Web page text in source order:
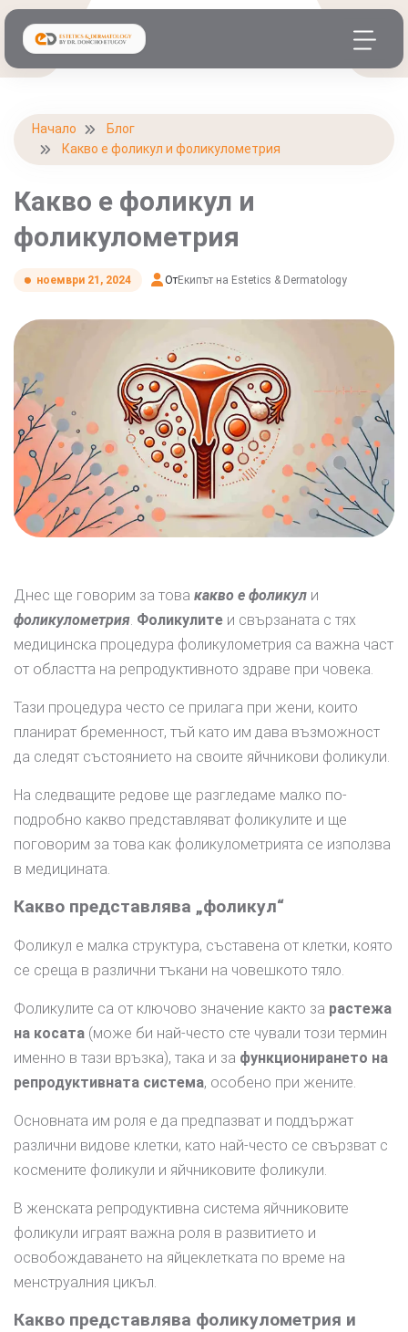
Начало
Блог
Какво е фоликул и фоликулометрия
Какво е фоликул и
фоликулометрия
ноември 21, 2024 ОтЕкипът на Estetics & Dermatology
Днес ще говорим за това какво е фоликул и
фоликулометрия. Фоликулите и свързаната с тях
медицинска процедура фоликулометрия са важна част
от областта на репродуктивното здраве при човека.
Тази процедура често се прилага при жени, които
планират бременност, тъй като им дава възможност
да следят състоянието на своите яйчникови фоликули.
На следващите редове ще разгледаме малко по-
подробно какво представляват фоликулите и ще
поговорим за това как фоликулометрията се използва
в медицината.
Какво представлява „фоликул“
Фоликул е малка структура, съставена от клетки, която
се среща в различни тъкани на човешкото тяло.
Фоликулите са от ключово значение както за растежа
на косата (може би най-често сте чували този термин
именно в тази връзка), така и за функционирането на
репродуктивната система, особено при жените.
Основната им роля е да предпазват и поддържат
различни видове клетки, като най-често се свързват с
космените фоликули и яйчниковите фоликули.
В женската репродуктивна система яйчниковите
фоликули играят важна роля в развитието и
освобождаването на яйцеклетката по време на
менструалния цикъл.
Какво представлява фоликулометрия и